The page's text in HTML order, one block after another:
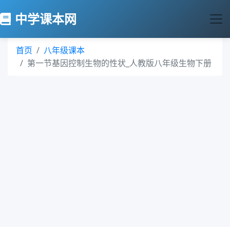
中学课本网
首页
八年级课本
第一节基因控制生物的性状_人教版八年级生物下册